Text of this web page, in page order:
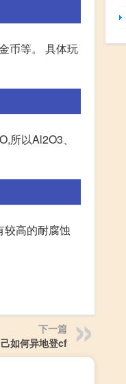
币等。 具体玩
以Al2O3、
较高的耐腐蚀
下一篇
如何异地登cf